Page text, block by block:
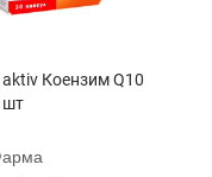
aktiv Коензим Q10
шт